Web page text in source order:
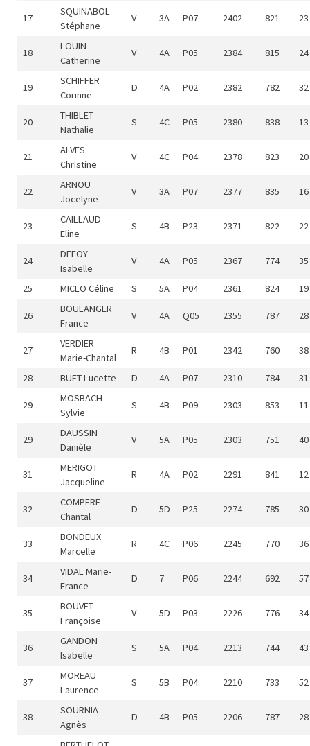
17
SQUINABOL
Stéphane
V 3A P07 2402 821 23
18
LOUIN
Catherine
V 4A P05 2384 815 24
19
SCHIFFER
Corinne
D 4A P02 2382 782 32
20
THIBLET
Nathalie
S 4C P05 2380 838 13
21
ALVES
Christine
V 4C P04 2378 823 20
22
ARNOU
Jocelyne
V 3A P07 2377 835 16
23
CAILLAUD
Eline
S 4B P23 2371 822 22
24
DEFOY
Isabelle
V 4A P05 2367 774 35
25 MICLO Céline S 5A P04 2361 824 19
26
BOULANGER
France
V 4A Q05 2355 787 28
27
VERDIER
Marie-Chantal
R 4B P01 2342 760 38
28 BUET Lucette D 4A P07 2310 784 31
29
MOSBACH
Sylvie
S 4B P09 2303 853 11
29
DAUSSIN
Danièle
V 5A P05 2303 751 40
31
MERIGOT
Jacqueline
R 4A P02 2291 841 12
32
COMPERE
Chantal
D 5D P25 2274 785 30
33
BONDEUX
Marcelle
R 4C P06 2245 770 36
34
VIDAL Marie-
France
D 7 P06 2244 692 57
35
BOUVET
Françoise
V 5D P03 2226 776 34
36
GANDON
Isabelle
S 5A P04 2213 744 43
37
MOREAU
Laurence
S 5B P04 2210 733 52
38
SOURNIA
Agnès
D 4B P05 2206 787 28